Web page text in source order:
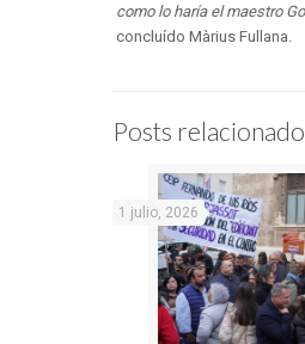
como lo haría el maestro
concluído Màrius Fullana.
Posts
1 julio, 2026